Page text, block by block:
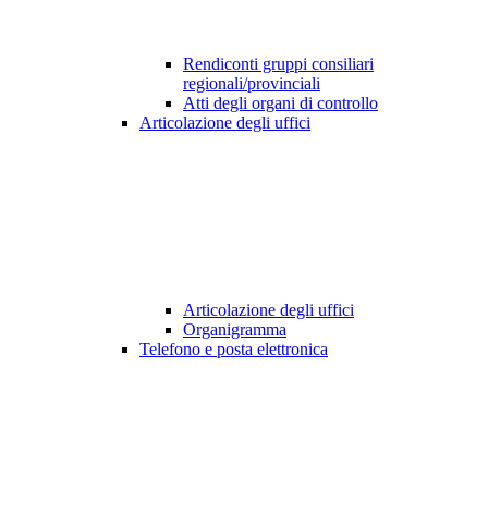
Rendiconti gruppi consiliari
regionali/provinciali
Atti degli organi di controllo
Articolazione degli uffici
Articolazione degli uffici
Organigramma
Telefono e posta elettronica